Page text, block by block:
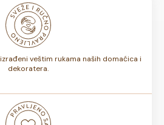
ili ne, rok trajanja torte može
trajanja je istaknut na deklaraciji
veštim rukama naših domaćica i
dekoratera.